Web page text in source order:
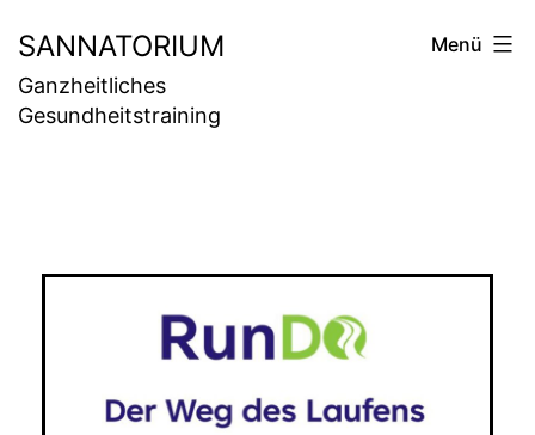
Inhalt
springen
SANNATORIUM
Ganzheitliches
Gesundheitstraining
Menü